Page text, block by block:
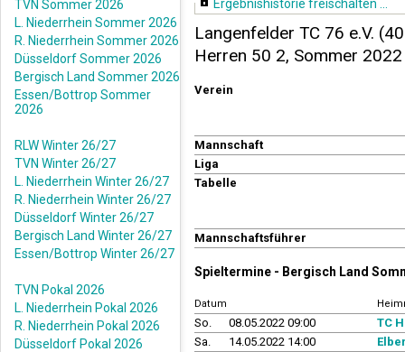
TVN Sommer 2026
L. Niederrhein Sommer 2026
R. Niederrhein Sommer 2026
Düsseldorf Sommer 2026
Bergisch Land Sommer 2026
Essen/Bottrop Sommer
2026
RLW Winter 26/27
TVN Winter 26/27
L. Niederrhein Winter 26/27
R. Niederrhein Winter 26/27
Düsseldorf Winter 26/27
Bergisch Land Winter 26/27
Essen/Bottrop Winter 26/27
TVN Pokal 2026
L. Niederrhein Pokal 2026
R. Niederrhein Pokal 2026
Düsseldorf Pokal 2026
Ergebnishistorie freischalten ...
Langenfelder TC 76 e.V.
Herren 50 2, Sommer 2022
Verein
Mannschaft
Liga
Tabelle
Mannschaftsführer
Spieltermine - Bergisch Land
Datum
So. 08.05.2022 09:00
TC
Sa.
14.05.2022 14:00